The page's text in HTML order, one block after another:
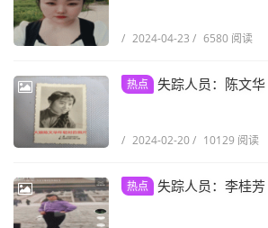
/ 2024-04-23 / 6580 阅读
热点 失踪人员：陈文华
/ 2024-02-20/ 10129 阅读
热点 失踪人员：李桂芳